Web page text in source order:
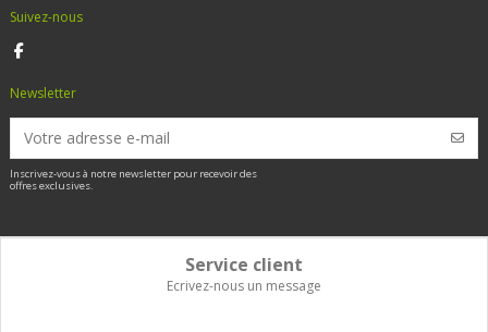
Suivez-nous
Newsletter
Inscrivez-vous à notre newsletter pour recevoir des
offres exclusives.
Service client
Ecrivez-nous un message